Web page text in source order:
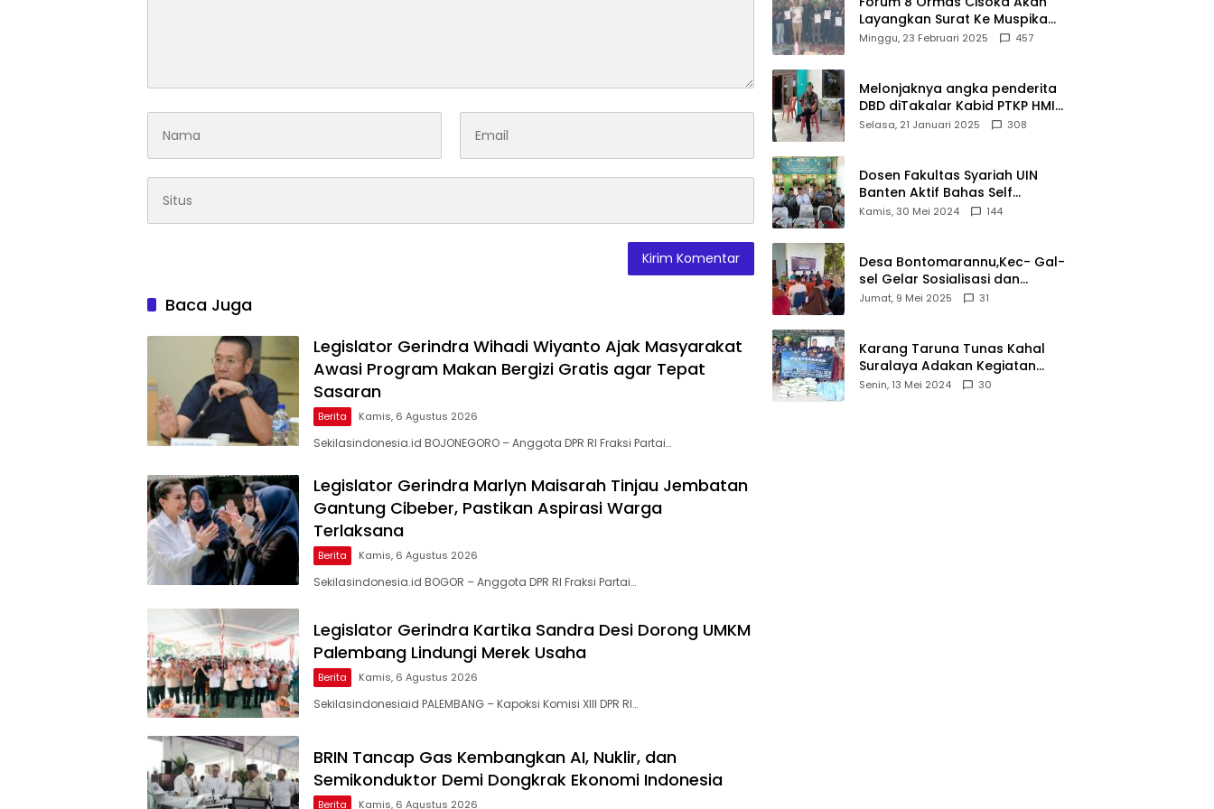
Baca Juga
Legislator Gerindra Wihadi Wiyanto Ajak Masyarakat
Awasi Program Makan Bergizi Gratis agar Tepat
Sasaran
Berita Kamis, 6 Agustus 2026
Sekilasindonesia.id BOJONEGORO – Anggota DPR RI Fraksi Partai…
Legislator Gerindra Marlyn Maisarah Tinjau Jembatan
Gantung Cibeber, Pastikan Aspirasi Warga
Terlaksana
Berita Kamis, 6 Agustus 2026
Sekilasindonesia.id BOGOR – Anggota DPR RI Fraksi Partai…
Legislator Gerindra Kartika Sandra Desi Dorong UMKM
Palembang Lindungi Merek Usaha
Berita Kamis, 6 Agustus 2026
Sekilasindonesiaid PALEMBANG – Kapoksi Komisi XIII DPR RI…
BRIN Tancap Gas Kembangkan AI, Nuklir, dan
Semikonduktor Demi Dongkrak Ekonomi Indonesia
Berita Kamis, 6 Agustus 2026
Layangkan Surat Ke Muspika
Atas Adanya Kantor Matel di
Minggu, 23 Februari 2025 457
Melonjaknya angka penderita
DBD diTakalar Kabid PTKP HMI
Cab.Takalar angkat bicara
Selasa, 21 Januari 2025 308
Dosen Fakultas Syariah UIN
Banten Aktif Bahas Self
Declare Halal dalam Forum
Kamis, 30 Mei 2024 144
Desa Bontomarannu,Kec- Gal-
sel Gelar Sosialisasi dan
Bimtek Pemutakhiran Data ID
Jumat, 9 Mei 2025 31
Karang Taruna Tunas Kahal
Suralaya Adakan Kegiatan
Bansos Terhadap Kaum
Senin, 13 Mei 2024 30